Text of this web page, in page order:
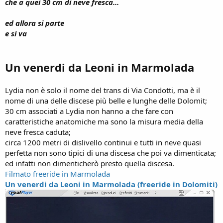
ed allora si parte
e si va
Un venerdi da Leoni in Marmolada
Lydia non è solo il nome del trans di Via Condotti, ma è il
nome di una delle discese più belle e lunghe delle Dolomit;
30 cm associati a Lydia non hanno a che fare con
caratteristiche anatomiche ma sono la misura media della
neve fresca caduta;
circa 1200 metri di dislivello continui e tutti in neve quasi
perfetta non sono tipici di una discesa che poi va dimenticata;
ed infatti non dimenticherò presto quella discesa.
Filmato freeride in Marmolada
Un venerdi da Leoni in Marmolada (freeride in Dolomiti)